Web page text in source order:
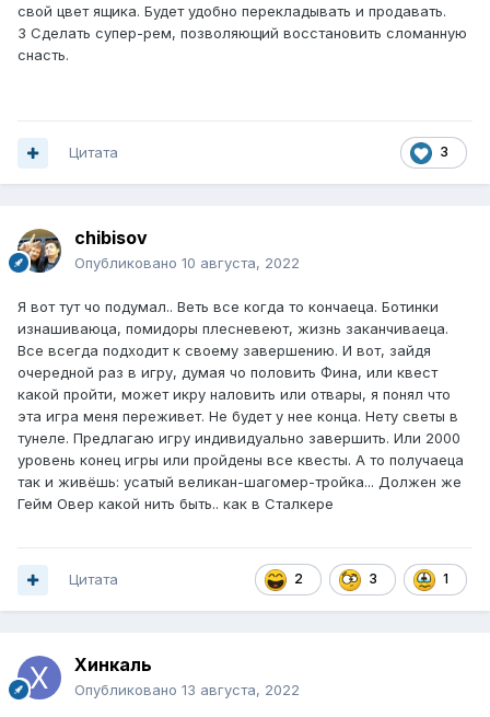
свой цвет ящика. Будет удобно перекладывать и продавать.
3 Сделать супер-рем, позволяющий восстановить сломанную
снасть.
3
Цитата
chibisov
Опубликовано 10 августа, 2022
Я вот тут чо подумал.. Веть все когда то кончаеца. Ботинки
изнашиваюца, помидоры плесневеют, жизнь заканчиваеца.
Все всегда подходит к своему завершению. И вот, зайдя
очередной раз в игру, думая чо половить Фина, или квест
какой пройти, может икру наловить или отвары, я понял что
эта игра меня переживет. Не будет у нее конца. Нету светы в
тунеле. Предлагаю игру индивидуально завершить. Или 2000
уровень конец игры или пройдены все квесты. А то получаеца
так и живёшь: усатый великан-шагомер-тройка... Должен же
Гейм Овер какой нить быть.. как в Сталкере
2 3 1
Цитата
Хинкаль
Опубликовано 13 августа, 2022